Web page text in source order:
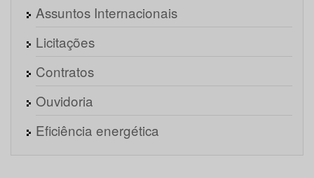
Assuntos Internacionais
Licitações
Contratos
Ouvidoria
Eficiência energética